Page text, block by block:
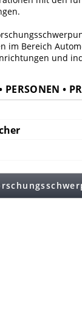
im Bereich
und
•